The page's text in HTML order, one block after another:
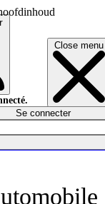
Close menu
Se connecter